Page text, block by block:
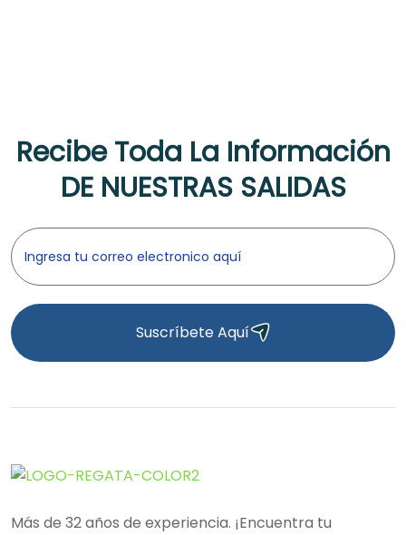
Recibe Toda La Información
DE NUESTRAS SALIDAS
Suscríbete Aquí
Más de 32 años de experiencia. ¡Encuentra tu